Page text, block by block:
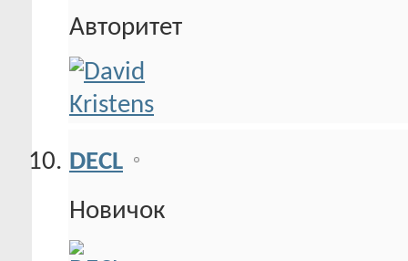
Авторитет
DECL
Новичок